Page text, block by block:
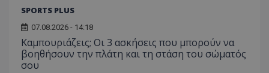
SPORTS PLUS
07.08.2026 - 14:18
Καμπουριάζεις; Οι 3 ασκήσεις που μπορούν να
βοηθήσουν την πλάτη και τη στάση του σώματός
σου